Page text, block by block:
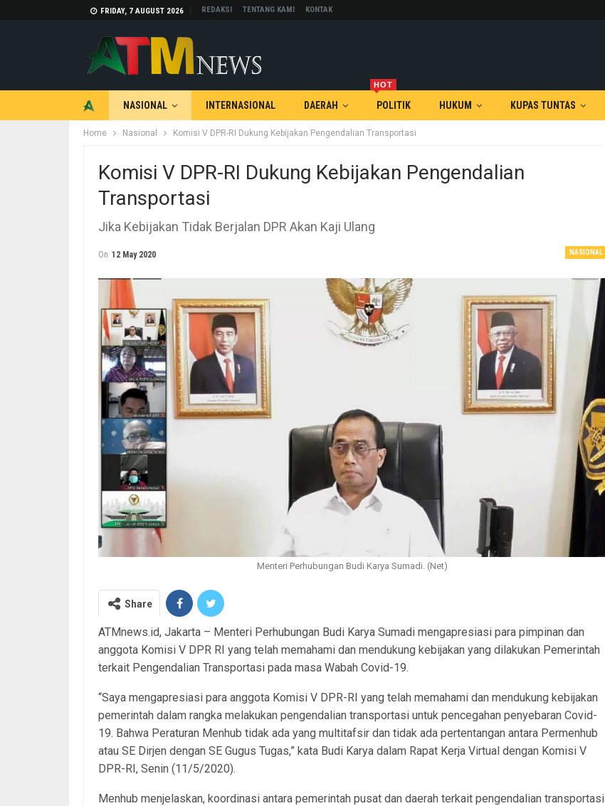
FRIDAY, 7 AUGUST 2026 REDAKSI TENTANG KAMI KONTAK
NASIONAL INTERNASIONAL DAERAH POLITIK
HOT
HUKUM KUPAS TUNTAS
TEKNOLOGI OTOMOTIF
Home Nasional Komisi V DPR-RI Dukung Kebijakan Pengendalian Transportasi
Komisi V DPR-RI Dukung Kebijakan Pengendalian
Transportasi
Jika Kebijakan Tidak Berjalan DPR Akan Kaji Ulang
NASIONAL
On 12 May 2020
Menteri Perhubungan Budi Karya Sumadi. (Net)
Share
ATMnews.id, Jakarta – Menteri Perhubungan Budi Karya Sumadi mengapresiasi para pimpinan dan
anggota Komisi V DPR RI yang telah memahami dan mendukung kebijakan yang dilakukan Pemerintah
terkait Pengendalian Transportasi pada masa Wabah Covid-19.
“Saya mengapresiasi para anggota Komisi V DPR-RI yang telah memahami dan mendukung kebijakan
pemerintah dalam rangka melakukan pengendalian transportasi untuk pencegahan penyebaran Covid-
19. Bahwa Peraturan Menhub tidak ada yang multitafsir dan tidak ada pertentangan antara Permenhub
atau SE Dirjen dengan SE Gugus Tugas,” kata Budi Karya dalam Rapat Kerja Virtual dengan Komisi V
DPR-RI, Senin (11/5/2020).
Menhub menjelaskan, koordinasi antara pemerintah pusat dan daerah terkait pengendalian transportasi